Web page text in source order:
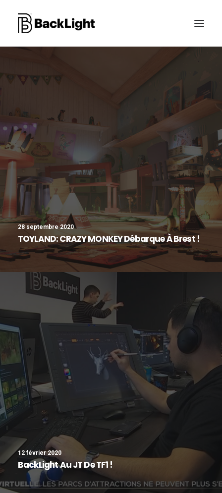
PROJETS XR
LE STUDIO
CONTACT
RECHERCHE
28 septembre 2020
TOYLAND: CRAZY MONKEY Débarque À Brest !
12 février 2020
BackLight Au JT De TF1 !